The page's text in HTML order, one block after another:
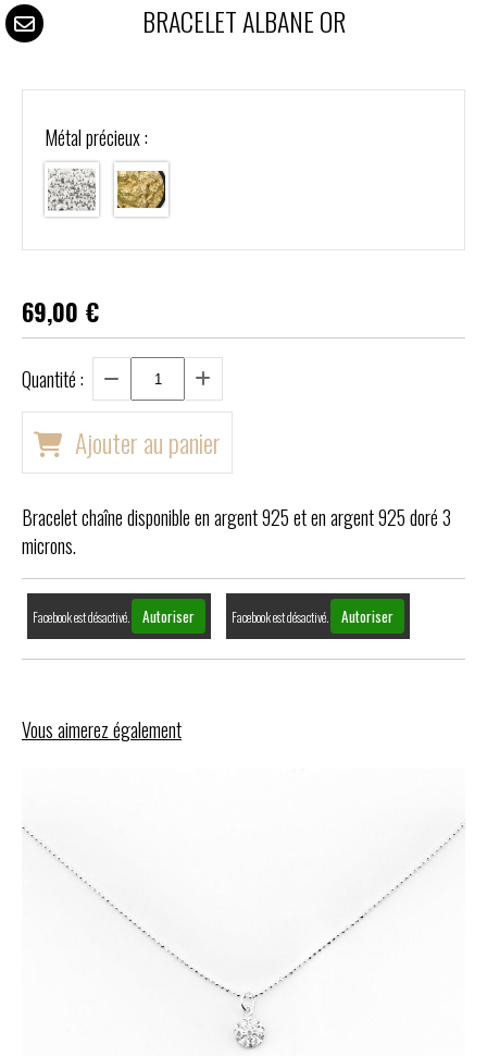
BRACELET ALBANE OR
Métal précieux :
69,00 €
Quantité :
Ajouter au panier
Bracelet chaîne disponible en argent 925 et en argent 925 doré 3
microns.
Facebook est désactivé. Autoriser Facebook est désactivé. Autoriser
Vous aimerez également